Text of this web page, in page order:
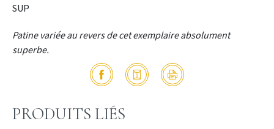
SUP
Patine variée au revers de cet exemplaire absolument
superbe.
PRODUITS LIÉS